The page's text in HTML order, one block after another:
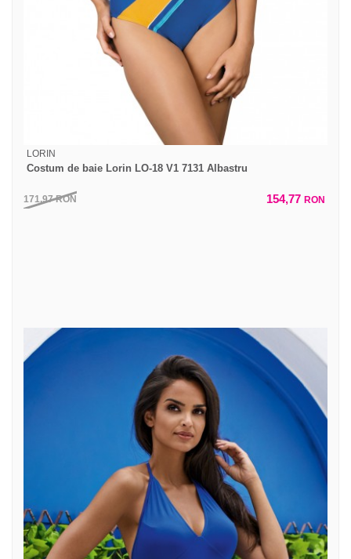
LORIN
Costum de baie Lorin LO-18 V1 7131 Albastru
171,97RON 154,77 RON